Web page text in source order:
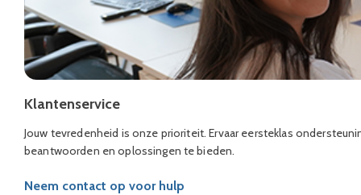
Klantenservice
Jouw tevredenheid is onze prioriteit. Ervaar eersteklas
beantwoorden en oplossingen te bieden.
Neem contact op voor hulp